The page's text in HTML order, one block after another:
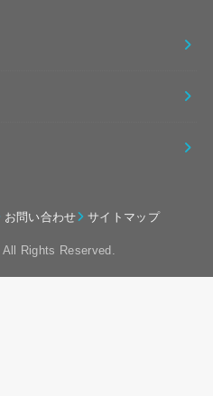
お問い合わせ サイトマップ
All Rights Reserved.